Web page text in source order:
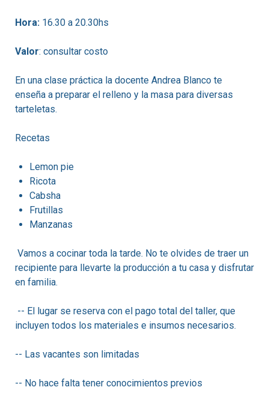
Hora: 16.30 a 20.30hs
Valor: consultar costo
En una clase práctica la docente Andrea Blanco te
enseña a preparar el relleno y la masa para diversas
tarteletas.
Recetas
Lemon pie
Ricota
Cabsha
Frutillas
Manzanas
Vamos a cocinar toda la tarde. No te olvides de traer un
recipiente para llevarte la producción a tu casa y disfrutar
en familia.
-- El lugar se reserva con el pago total del taller, que
incluyen todos los materiales e insumos necesarios.
-- Las vacantes son limitadas
-- No hace falta tener conocimientos previos